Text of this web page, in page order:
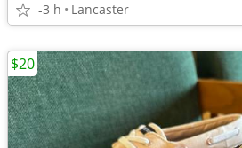
-3 h Lancaster
$20